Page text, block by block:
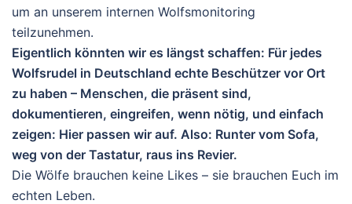
um an unserem internen Wolfsmonitoring
teilzunehmen.
Eigentlich könnten wir es längst schaffen: Für jedes
Wolfsrudel in Deutschland echte Beschützer vor Ort
zu haben – Menschen, die präsent sind,
dokumentieren, eingreifen, wenn nötig, und einfach
zeigen: Hier passen wir auf. Also: Runter vom Sofa,
weg von der Tastatur, raus ins Revier.
Die Wölfe brauchen keine Likes – sie brauchen Euch im
echten Leben.